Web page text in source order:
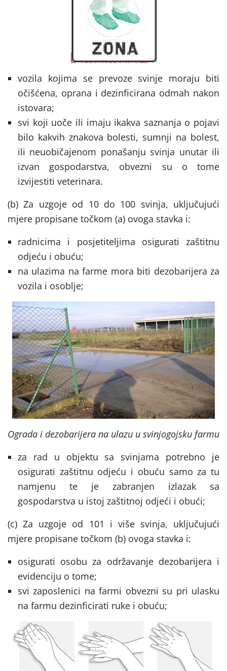
vozila kojima se prevoze svinje moraju biti
očišćena, oprana i dezinficirana odmah nakon
istovara;
svi koji uoče ili imaju ikakva saznanja o pojavi
bilo kakvih znakova bolesti, sumnji na bolest,
ili neuobičajenom ponašanju svinja unutar ili
izvan gospodarstva, obvezni su o tome
izvijestiti veterinara.
(b) Za uzgoje od 10 do 100 svinja, uključujući
mjere propisane točkom (a) ovoga stavka i:
radnicima i posjetiteljima osigurati zaštitnu
odjeću i obuću;
na ulazima na farme mora biti dezobarijera za
vozila i osoblje;
Ograda i dezobarijera na ulazu u svinjogojsku farmu
za rad u objektu sa svinjama potrebno je
osigurati zaštitnu odjeću i obuću samo za tu
namjenu te je zabranjen izlazak sa
gospodarstva u istoj zaštitnoj odjeći i obući;
(c) Za uzgoje od 101 i više svinja, uključujući
mjere propisane točkom (b) ovoga stavka i:
osigurati osobu za održavanje dezobarijera i
evidenciju o tome;
svi zaposlenici na farmi obvezni su pri ulasku
na farmu dezinficirati ruke i obuću;